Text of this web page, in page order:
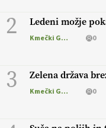
2 Ledeni možje
Kmečki Glas 0
3 Zelena država
Kmečki Glas 0